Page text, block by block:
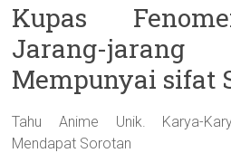
Kupas
Jarang-
Mempunyai sifat
Tahu Anime Unik. Karya-
Mendapat Sorotan